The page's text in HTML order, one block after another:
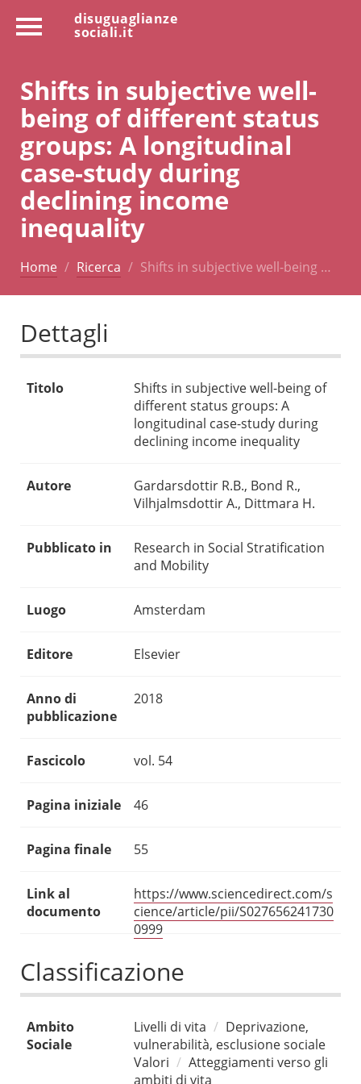
disuguaglianze
sociali.it
Shifts in subjective well-
being of different status
groups: A longitudinal
case-study during
declining income
inequality
Home Ricerca Shifts in subjective well-being …
Dettagli
Titolo
Shifts in subjective well-being of
different status groups: A
longitudinal case-study during
declining income inequality
Autore
Gardarsdottir R.B., Bond R.,
Vilhjalmsdottir A., Dittmara H.
Pubblicato in
Research in Social Stratification
and Mobility
Luogo Amsterdam
Editore Elsevier
Anno di
pubblicazione
2018
Fascicolo vol. 54
Pagina iniziale 46
Pagina finale 55
Link al
documento
https://www.sciencedirect.com/s
cience/article/pii/S027656241730
0999
Classificazione
Ambito
Sociale
Livelli di vita
Deprivazione,
vulnerabilità, esclusione sociale
Valori
Atteggiamenti verso gli
ambiti di vita